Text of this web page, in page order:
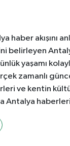
akışını
belirleyen
yaşamı
zamanlı
ve kentin
Antalya